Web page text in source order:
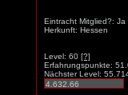
Eintracht Mitglied?: Ja
Herkunft: Hessen
Level: 60 [?]
Erfahrungspunkte:
Nächster Level: